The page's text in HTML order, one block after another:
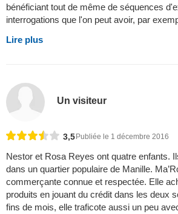
bénéficiant tout de même de séquences
interrogations que l'on peut avoir, par
Lire plus
Un visiteur
3,5 Publiée le 1 décembre 2016
Nestor et Rosa Reyes ont quatre enfants.
dans un quartier populaire de Manille.
commerçante connue et respectée. Elle
produits en jouant du crédit dans les deux
fins de mois, elle traficote aussi un peu